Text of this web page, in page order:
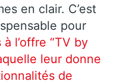
en clair. C’est
pour
l’offre “TV by
leur donne
de